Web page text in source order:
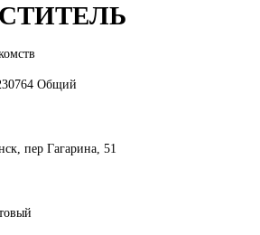
Общий
пер Гагарина, 51